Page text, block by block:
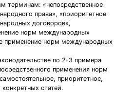
терминам: «непосредственное
права», «приоритетное
договоров»,
норм международных
применение норм международных
по 2-3 примера
применения норм
приоритетное,
статей.